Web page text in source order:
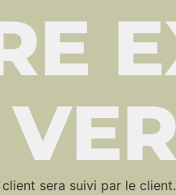
sera suivi par le